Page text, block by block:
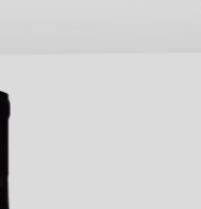
Beschreiben Sie,